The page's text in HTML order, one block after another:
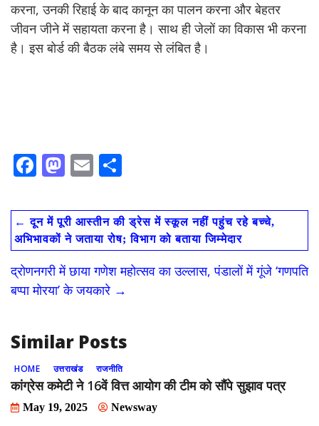
करना, उनकी रिहाई के बाद कानून का पालन करना और बेहतर
जीवन जीने में सहायता करना है। साथ ही जेलों का विकास भी करना
है। इस बोर्ड की बैठक लंबे समय से लंबित है।
F
e
b
o
o
k
M
to
d
o
n
E
ai
l
ar
e
← दून में पूरी आस्तीन की ड्रेस में स्कूल नहीं पहुंच रहे बच्चे,
अभिभावकों ने जताया रोष; विभाग को बताया जिम्मेदार
द्रोणनगरी में छाया गणेश महोत्सव का उल्लास, पंडालों में गूंजे ‘गणपति
बप्पा मोरया’ के जयकारे →
Similar Posts
HOME उत्तराखंड राजनीति
कांग्रेस कमेटी ने 16वें वित्त आयोग की टीम को सौंपे सुझाव पत्र
May 19, 2025 Newsway